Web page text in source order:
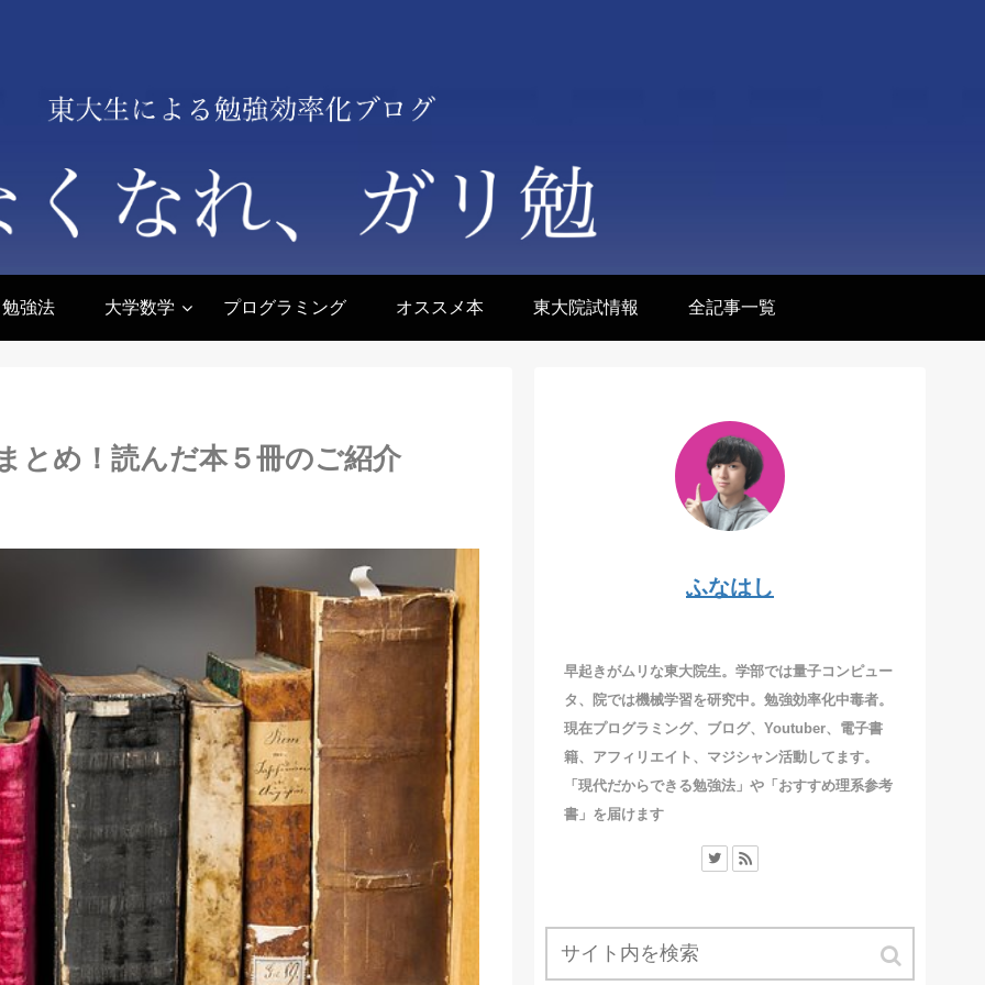
勉強法 大学数学 プログラミング オススメ本 東大院試情報 全記事一覧
とめ！読んだ本５冊のご紹介
ふなはし
早起きがムリな東大院生。学部では量子コンピュー
タ、院では機械学習を研究中。勉強効率化中毒者。
現在プログラミング、ブログ、Youtuber、電子書
籍、アフィリエイト、マジシャン活動してます。
「現代だからできる勉強法」や「おすすめ理系参考
書」を届けます